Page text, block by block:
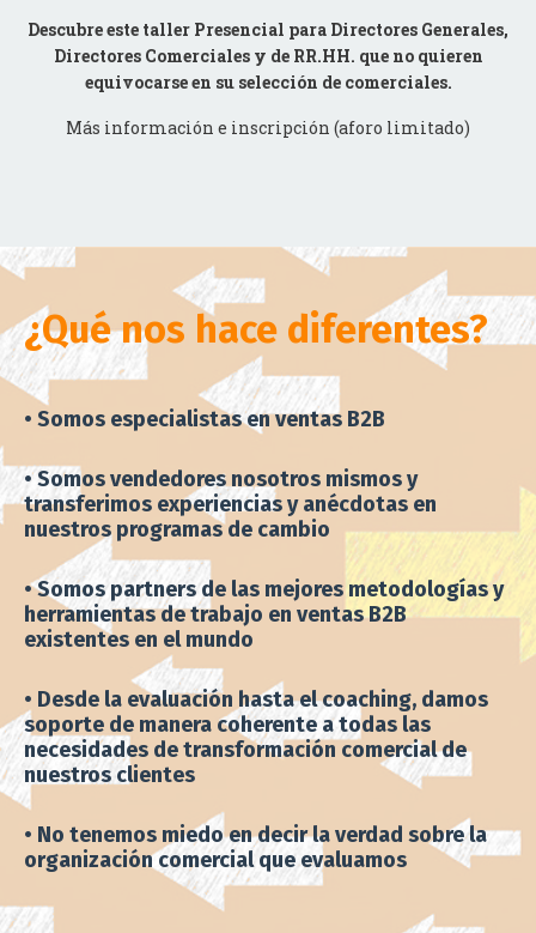
Directores Comerciales y de RR.HH. que no quieren
equivocarse en su selección de comerciales.
¿Qué nos hace diferentes?
• Somos especialistas en ventas B2B
• Somos vendedores nosotros mismos y
transferimos experiencias y anécdotas en
nuestros programas de cambio
• Somos partners de las mejores metodologías y
herramientas de trabajo en ventas B2B
existentes en el mundo
• Desde la evaluación hasta el coaching, damos
soporte de manera coherente a todas las
necesidades de transformación comercial de
nuestros clientes
• No tenemos miedo en decir la verdad sobre la
organización comercial que evaluamos